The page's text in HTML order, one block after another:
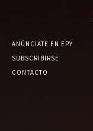
ANÚNCIATE EN EPY
SUBSCRIBIRSE
CONTACTO